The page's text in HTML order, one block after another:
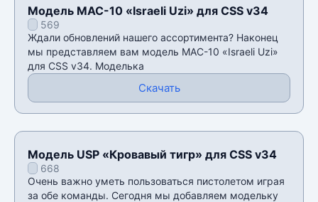
Модель MAC-10 «Israeli Uzi» для CSS v34
569
Ждали обновлений нашего ассортимента? Наконец
мы представляем вам модель MAC-10 «Israeli Uzi»
для CSS v34. Моделька
Скачать
Модель USP «Кровавый тигр» для CSS v34
668
Очень важно уметь пользоваться пистолетом играя
за обе команды. Сегодня мы добавляем модельку